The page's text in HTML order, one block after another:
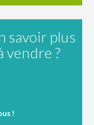
savoir plus
vendre ?
!